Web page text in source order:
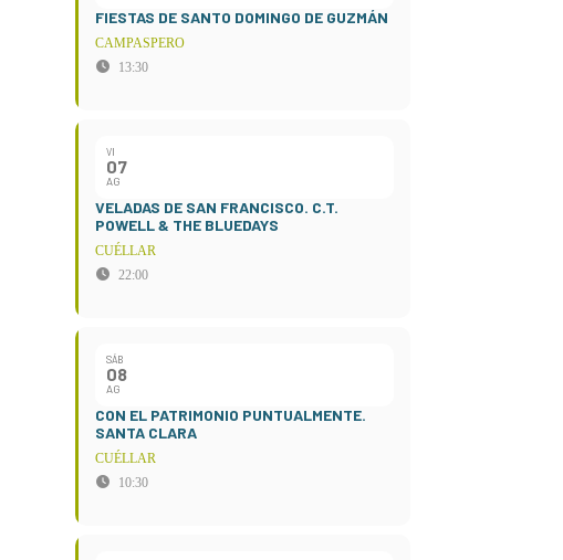
FIESTAS DE SANTO DOMINGO DE GUZMÁN
CAMPASPERO
13:30
VI
07
AG
VELADAS DE SAN FRANCISCO. C.T.
POWELL & THE BLUEDAYS
CUÉLLAR
22:00
SÁB
08
AG
CON EL PATRIMONIO PUNTUALMENTE.
SANTA CLARA
CUÉLLAR
10:30